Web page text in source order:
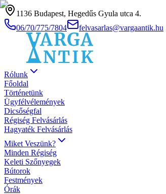
1136 Budapest, Hegedűs Gyula utca 4.
06/70/775/7804
felvasarlas@vargaantik.hu
Rólunk
Főoldal
Történetünk
Ügyfélvélemények
Dicsőségfal
Régiség Felvásárlás
Hagyaték Felvásárlás
Miket Veszünk?
Minden Régiség
Keleti Szőnyegek
Bútorok
Festmények
Órák